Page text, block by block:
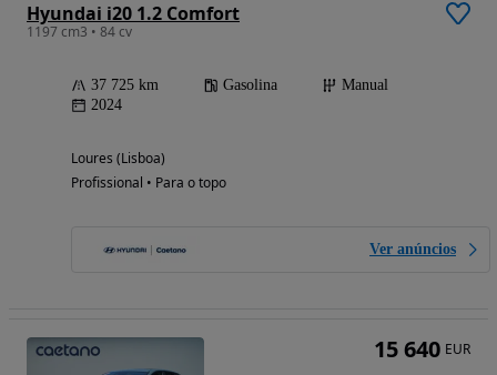
Hyundai i20 1.2 Comfort
1197 cm3 • 84 cv
37 725 km Gasolina
Manual
2024
Loures (Lisboa)
Profissional • Para o topo
Ver anúncios
15 640 EUR